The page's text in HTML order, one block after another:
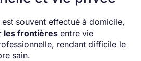
souvent effectué à domicile,
les frontières entre vie
rendant difficile le
sain.